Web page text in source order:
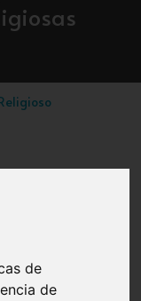
de
de